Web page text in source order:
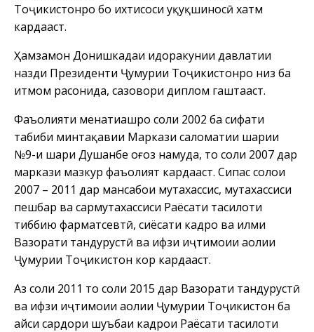
Тоҷикистонро бо ихтисоси ҳуқуқшиносӣ хатм
кардааст.
Ҳамзамон Донишкадаи идоракунии давлатии
назди Президенти Ҷумҳурии Тоҷикистонро низ ба
итмом расонида, сазовори диплом гаштааст.
Фаъолияти меҳнатиашро соли 2002 ба сифати
табиби минтақавии Маркази саломатии шаҳрии
№9-и шаҳри Душанбе оғоз намуда, то соли 2007 дар
маркази мазкур фаъолият кардааст. Сипас солҳои
2007 – 2011 дар мансабҳои мутахассис, мутахассиси
пешбар ва сармутахассиси Раёсати таҳсилоти
тиббию фарматсевтӣ, сиёсати кадрҳо ва илми
Вазорати тандурустӣ ва ҳифзи иҷтимоии аҳолии
Ҷумҳурии Тоҷикистон кор кардааст.
Аз соли 2011 то соли 2015 дар Вазорати тандурустӣ
ва ҳифзи иҷтимоии аҳолии Ҷумҳурии Тоҷикистон ба
ҳайси сардори шуъбаи кадрҳои Раёсати таҳсилоти